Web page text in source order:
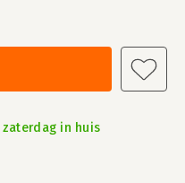
zaterdag in huis